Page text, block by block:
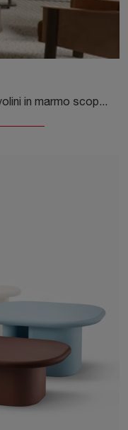
Se vuoi Complementi design e tavolini in marmo scopri di più sul modello Jeanne della marca Molteni & C.